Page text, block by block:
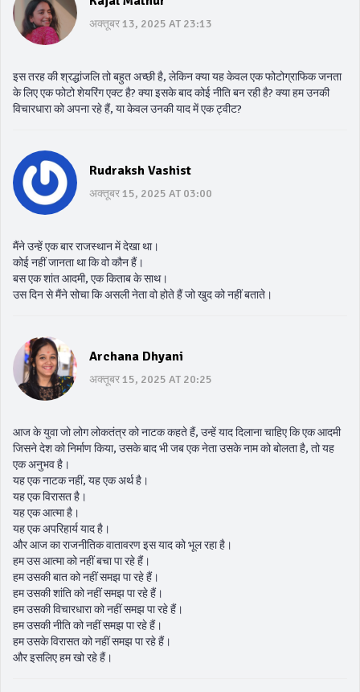
अक्तूबर 13, 2025 AT 23:13
इस तरह की श्रद्धांजलि तो बहुत अच्छी है, लेकिन क्या यह केवल एक फोटोग्राफिक जनता
के लिए एक फोटो शेयरिंग एक्ट है? क्या इसके बाद कोई नीति बन रही है? क्या हम उनकी
विचारधारा को अपना रहे हैं, या केवल उनकी याद में एक ट्वीट?
Rudraksh Vashist
अक्तूबर 15, 2025 AT 03:00
मैंने उन्हें एक बार राजस्थान में देखा था।
कोई नहीं जानता था कि वो कौन हैं।
बस एक शांत आदमी, एक किताब के साथ।
उस दिन से मैंने सोचा कि असली नेता वो होते हैं जो खुद को नहीं बताते।
Archana Dhyani
अक्तूबर 15, 2025 AT 20:25
आज के युवा जो लोग लोकतंत्र को नाटक कहते हैं, उन्हें याद दिलाना चाहिए कि एक आदमी
जिसने देश को निर्माण किया, उसके बाद भी जब एक नेता उसके नाम को बोलता है, तो यह
एक अनुभव है।
यह एक नाटक नहीं, यह एक अर्थ है।
यह एक विरासत है।
यह एक आत्मा है।
यह एक अपरिहार्य याद है।
और आज का राजनीतिक वातावरण इस याद को भूल रहा है।
हम उस आत्मा को नहीं बचा पा रहे हैं।
हम उसकी बात को नहीं समझ पा रहे हैं।
हम उसकी शांति को नहीं समझ पा रहे हैं।
हम उसकी विचारधारा को नहीं समझ पा रहे हैं।
हम उसकी नीति को नहीं समझ पा रहे हैं।
हम उसके विरासत को नहीं समझ पा रहे हैं।
और इसलिए हम खो रहे हैं।